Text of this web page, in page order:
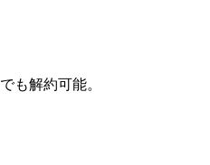
も解約可能。